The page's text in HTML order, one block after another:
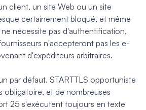
client, un site Web ou un site
certainement bloqué, et même
ne nécessite pas d'authentification,
n'accepteront pas les e-
d'expéditeurs arbitraires.
par défaut. STARTTLS opportuniste
obligatoire, et de nombreuses
25 s'exécutent toujours en texte